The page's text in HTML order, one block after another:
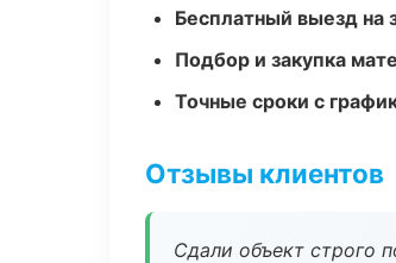
Бесплатный выезд на
Подбор и закупка
Точные сроки с
Отзывы клиентов
Сдали объект строго